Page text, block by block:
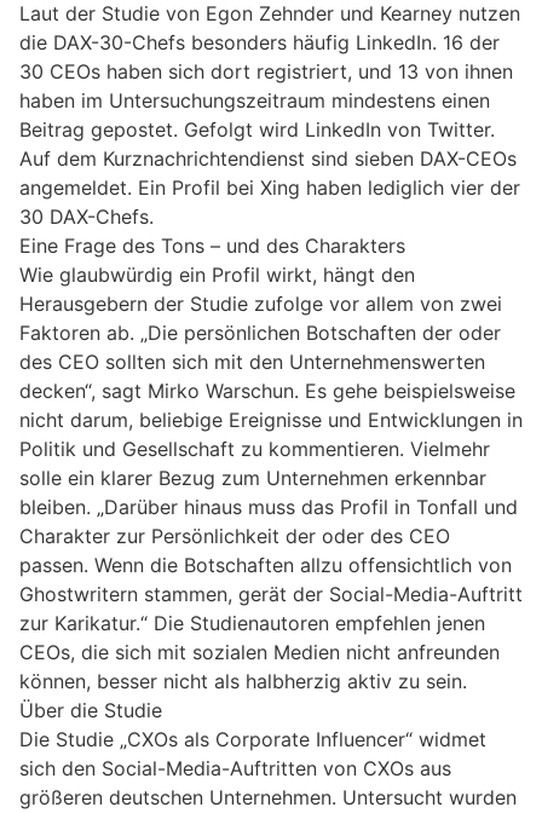
Laut der Studie von Egon Zehnder und Kearney nutzen
die DAX-30-Chefs besonders häufig LinkedIn. 16 der
30 CEOs haben sich dort registriert, und 13 von ihnen
haben im Untersuchungszeitraum mindestens einen
Beitrag gepostet. Gefolgt wird LinkedIn von Twitter.
Auf dem Kurznachrichtendienst sind sieben DAX-CEOs
angemeldet. Ein Profil bei Xing haben lediglich vier der
30 DAX-Chefs.
Eine Frage des Tons – und des Charakters
Wie glaubwürdig ein Profil wirkt, hängt den
Herausgebern der Studie zufolge vor allem von zwei
Faktoren ab. „Die persönlichen Botschaften der oder
des CEO sollten sich mit den Unternehmenswerten
decken“, sagt Mirko Warschun. Es gehe beispielsweise
nicht darum, beliebige Ereignisse und Entwicklungen in
Politik und Gesellschaft zu kommentieren. Vielmehr
solle ein klarer Bezug zum Unternehmen erkennbar
bleiben. „Darüber hinaus muss das Profil in Tonfall und
Charakter zur Persönlichkeit der oder des CEO
passen. Wenn die Botschaften allzu offensichtlich von
Ghostwritern stammen, gerät der Social-Media-Auftritt
zur Karikatur.“ Die Studienautoren empfehlen jenen
CEOs, die sich mit sozialen Medien nicht anfreunden
können, besser nicht als halbherzig aktiv zu sein.
Über die Studie
Die Studie „CXOs als Corporate Influencer“ widmet
sich den Social-Media-Auftritten von CXOs aus
größeren deutschen Unternehmen. Untersucht wurden